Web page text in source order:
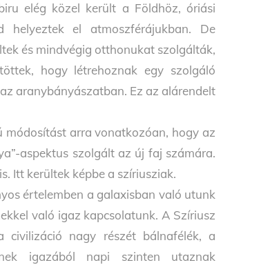
elég közel került a Földhöz, óriási
el atmoszférájukban. De
és mindvégig otthonukat szolgálták,
hogy létrehoznak egy szolgáló
aranybányászatban. Ez az alárendelt
arra vonatkozóan, hogy az
aspektus szolgált az új faj számára.
Itt kerültek képbe a szíriusziak.
értelemben a galaxisban való utunk
való igaz kapcsolatunk. A Szíriusz
nagy részét bálnafélék, a
igazából napi szinten utaznak